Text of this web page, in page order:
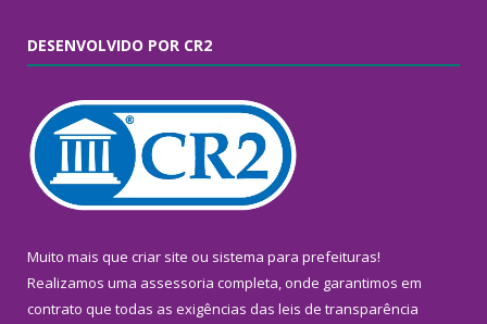
DESENVOLVIDO POR CR2
Muito mais que criar site ou sistema para prefeituras!
Realizamos uma assessoria completa, onde garantimos em
contrato que todas as exigências das leis de transparência